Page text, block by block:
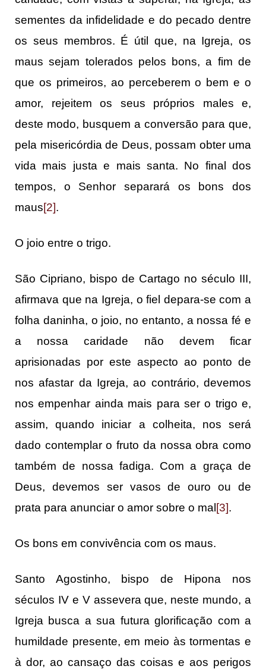
sementes da infidelidade e do pecado dentre
os seus membros. É útil que, na Igreja, os
maus sejam tolerados pelos bons, a fim de
que os primeiros, ao perceberem o bem e o
amor, rejeitem os seus próprios males e,
deste modo, busquem a conversão para que,
pela misericórdia de Deus, possam obter uma
vida mais justa e mais santa. No final dos
tempos, o Senhor separará os bons dos
maus[2].
O joio entre o trigo.
São Cipriano, bispo de Cartago no século III,
afirmava que na Igreja, o fiel depara-se com a
folha daninha, o joio, no entanto, a nossa fé e
a nossa caridade não devem ficar
aprisionadas por este aspecto ao ponto de
nos afastar da Igreja, ao contrário, devemos
nos empenhar ainda mais para ser o trigo e,
assim, quando iniciar a colheita, nos será
dado contemplar o fruto da nossa obra como
também de nossa fadiga. Com a graça de
Deus, devemos ser vasos de ouro ou de
prata para anunciar o amor sobre o mal[3].
Os bons em convivência com os maus.
Santo Agostinho, bispo de Hipona nos
séculos IV e V assevera que, neste mundo, a
Igreja busca a sua futura glorificação com a
humildade presente, em meio às tormentas e
à dor, ao cansaço das coisas e aos perigos